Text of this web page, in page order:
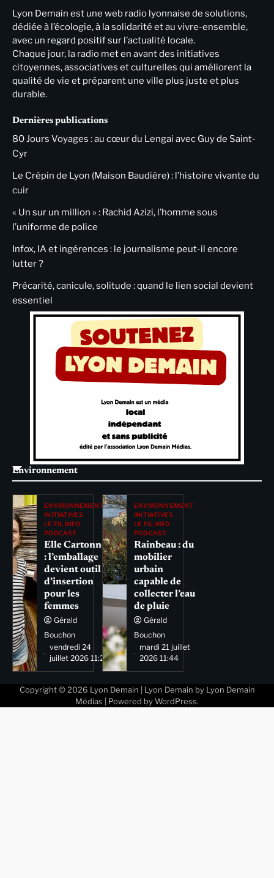
Lyon Demain est une web radio lyonnaise de solutions,
dédiée à l’écologie, à la solidarité et au vivre-ensemble,
avec un regard positif sur l’actualité locale.
Chaque jour, la radio met en avant des initiatives
citoyennes, associatives et culturelles qui améliorent la
qualité de vie et préparent une ville plus juste et plus
durable.
Dernières publications
80 Jours Voyages : au cœur du Lengai avec Guy de Saint-
Cyr
Le Crépin de Lyon (Maison Baudière) : l’histoire vivante du
cuir
« Un sur un million » : Rachid Azizi, l’homme sous
l’uniforme de police
Infox, IA et ingérences : le journalisme peut-il encore
lutter ?
Précarité, canicule, solitude : quand le lien social devient
essentiel
Environnement
ENVIRONNEMENT
INITIATIVES
LE FIL INFO
PODCAST
Elle Cartonne
: l’emballage
devient outil
d’insertion
pour les
femmes
Gérald
Bouchon
vendredi 24
juillet 2026 11:29
ENVIRONNEMENT
INITIATIVES
LE FIL INFO
PODCAST
Rainbeau : du
mobilier
urbain
capable de
collecter l’eau
de pluie
Gérald
Bouchon
mardi 21 juillet
2026 11:44
Copyright © 2026 Lyon Demain | Lyon Demain by Lyon Demain
Médias | Powered by WordPress.